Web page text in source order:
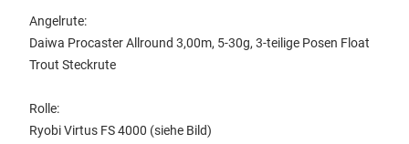
Angelrute:
Daiwa Procaster Allround 3,00m, 5-30g, 3-teilige Posen Float
Trout Steckrute
Rolle:
Ryobi Virtus FS 4000 (siehe Bild)